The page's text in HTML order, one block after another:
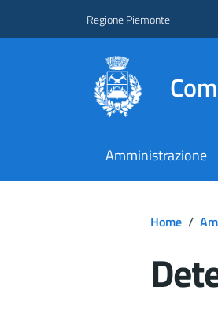
Regione Piemonte
Amministrazione
Home /